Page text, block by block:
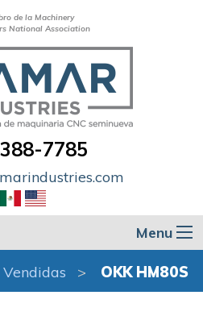
de la Machinery
National Association
7785
Menu
OKK HM80S